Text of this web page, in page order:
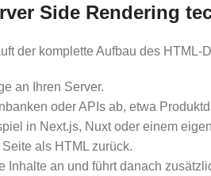
Side Rendering
der komplette Aufbau des HTML-
an Ihren Server.
oder APIs ab, etwa
in Next.js, Nuxt oder einem
als HTML zurück.
Inhalte an und führt danach